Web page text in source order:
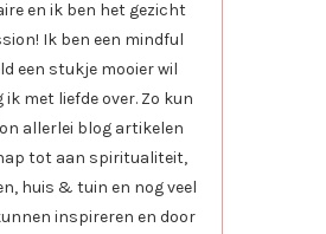
en ik ben het gezicht
Ik ben een mindful
een stukje mooier wil
met liefde over. Zo kun
allerlei blog artikelen
tot aan spiritualiteit,
huis & tuin en nog veel
inspireren en door